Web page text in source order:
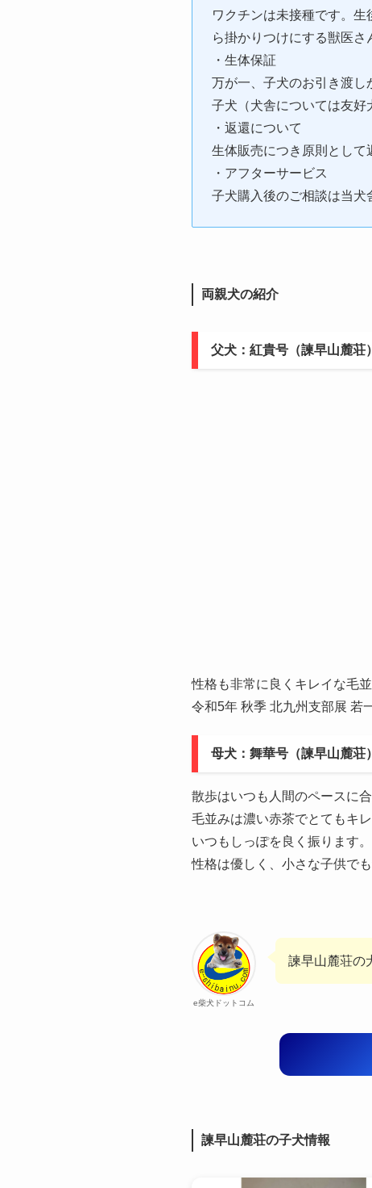
ワクチンは未接種です。
ら掛かりつけにする獣医さ
・生体保証
万が一、子犬のお引き渡
子犬（犬舎については友好
・返還について
生体販売につき原則として
・アフターサービス
子犬購入後のご相談は当犬
両親犬の紹介
父犬：紅貴号（諫早山麓荘）
性格も非常に良くキレイな毛並
令和5年 秋季 北九州支部展 若
母犬：舞華号（諫早山麓荘）
散歩はいつも人間のペースに
毛並みは濃い赤茶でとてもキレ
いつもしっぽを良く振ります。
性格は優しく、小さな子供で
e柴犬ドットコム
諫早山麓荘の
諫早山麓荘の子犬情報